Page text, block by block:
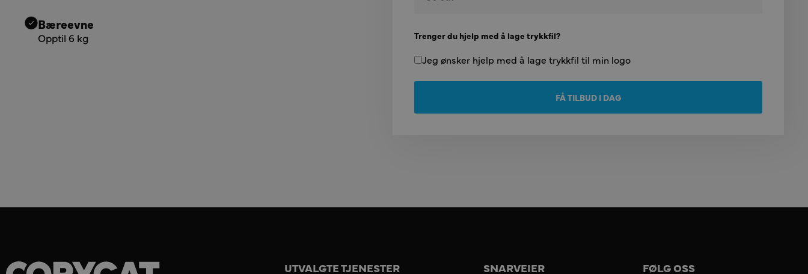
Bæreevne
Opptil 6 kg Trenger du hjelp med å lage trykkfil?
Jeg ønsker hjelp med å lage trykkfil til min logo
FÅ TILBUD I DAG
UTVALGTE TJENESTER SNARVEIER FØLG OSS